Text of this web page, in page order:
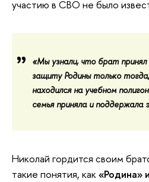
участию в СВО не было
«Мы узнали, что брат
защиту Родины только
находился на учебном
семья приняла и поддержала
Николай гордится своим
такие понятия, как«Родина»